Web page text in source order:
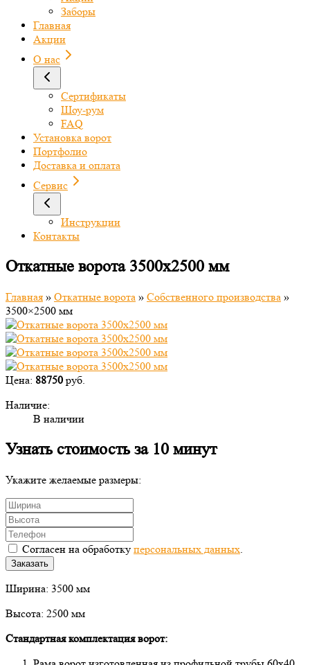
Заборы
Главная
Акции
О нас
Сертификаты
Шоу-рум
FAQ
Установка ворот
Портфолио
Доставка и оплата
Сервис
Инструкции
Контакты
Откатные ворота 3500x2500 мм
Главная » Откатные ворота » Собственного производства »
3500×2500 мм
Цена: 88750 руб.
Наличие:
В наличии
Узнать стоимость за 10 минут
Укажите желаемые размеры:
Согласен на обработку персональных данных
Заказать
Ширина: 3500 мм
Высота: 2500 мм
Стандартная комплектация ворот: